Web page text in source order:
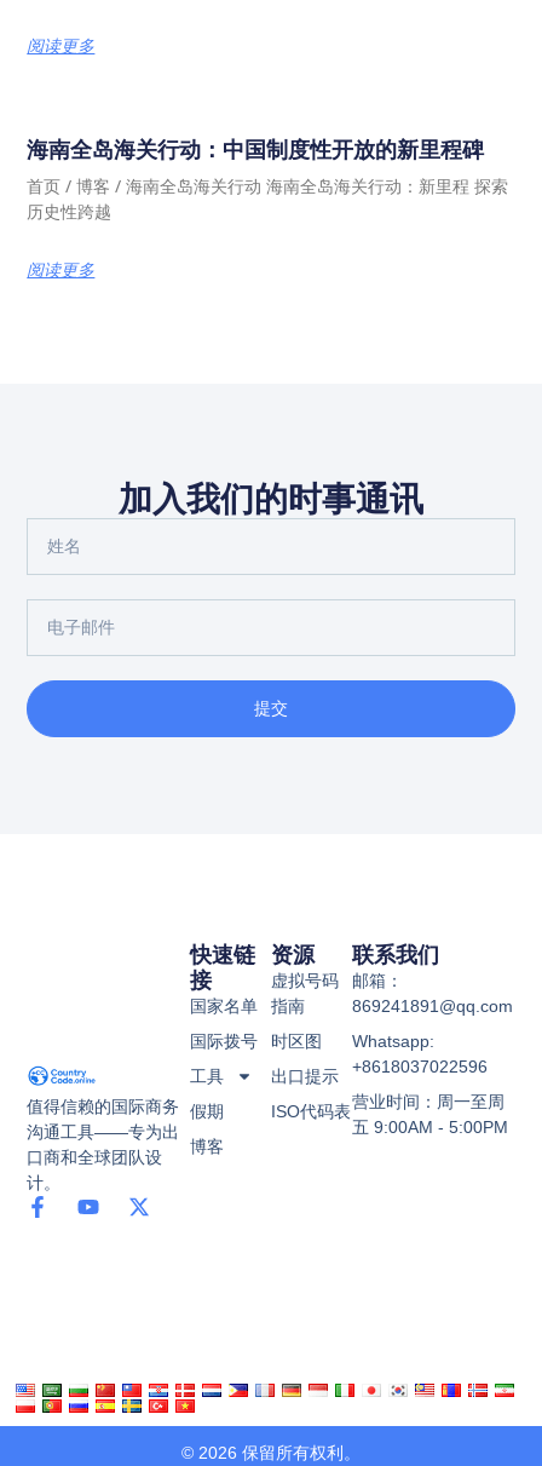
阅读更多
海南全岛海关行动：中国制度性开放的新里程碑
首页 / 博客 / 海南全岛海关行动 海南全岛海关行动：新里程 探索
历史性跨越
阅读更多
加入我们的时事通讯
提交
值得信赖的国际商务
沟通工具——专为出
口商和全球团队设
计。
资源
虚拟号码
指南
时区图
出口提示
ISO代码表
快速链
接
国家名单
国际拨号
工具
假期
博客
联系我们
邮箱：
869241891@qq.com
Whatsapp:
+8618037022596
营业时间：周一至周
五 9:00AM - 5:00PM
© 2026 保留所有权利。